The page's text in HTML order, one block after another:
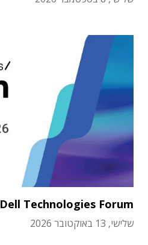
Dell Technologies Forum
שלישי, 13 באוקטובר 2026